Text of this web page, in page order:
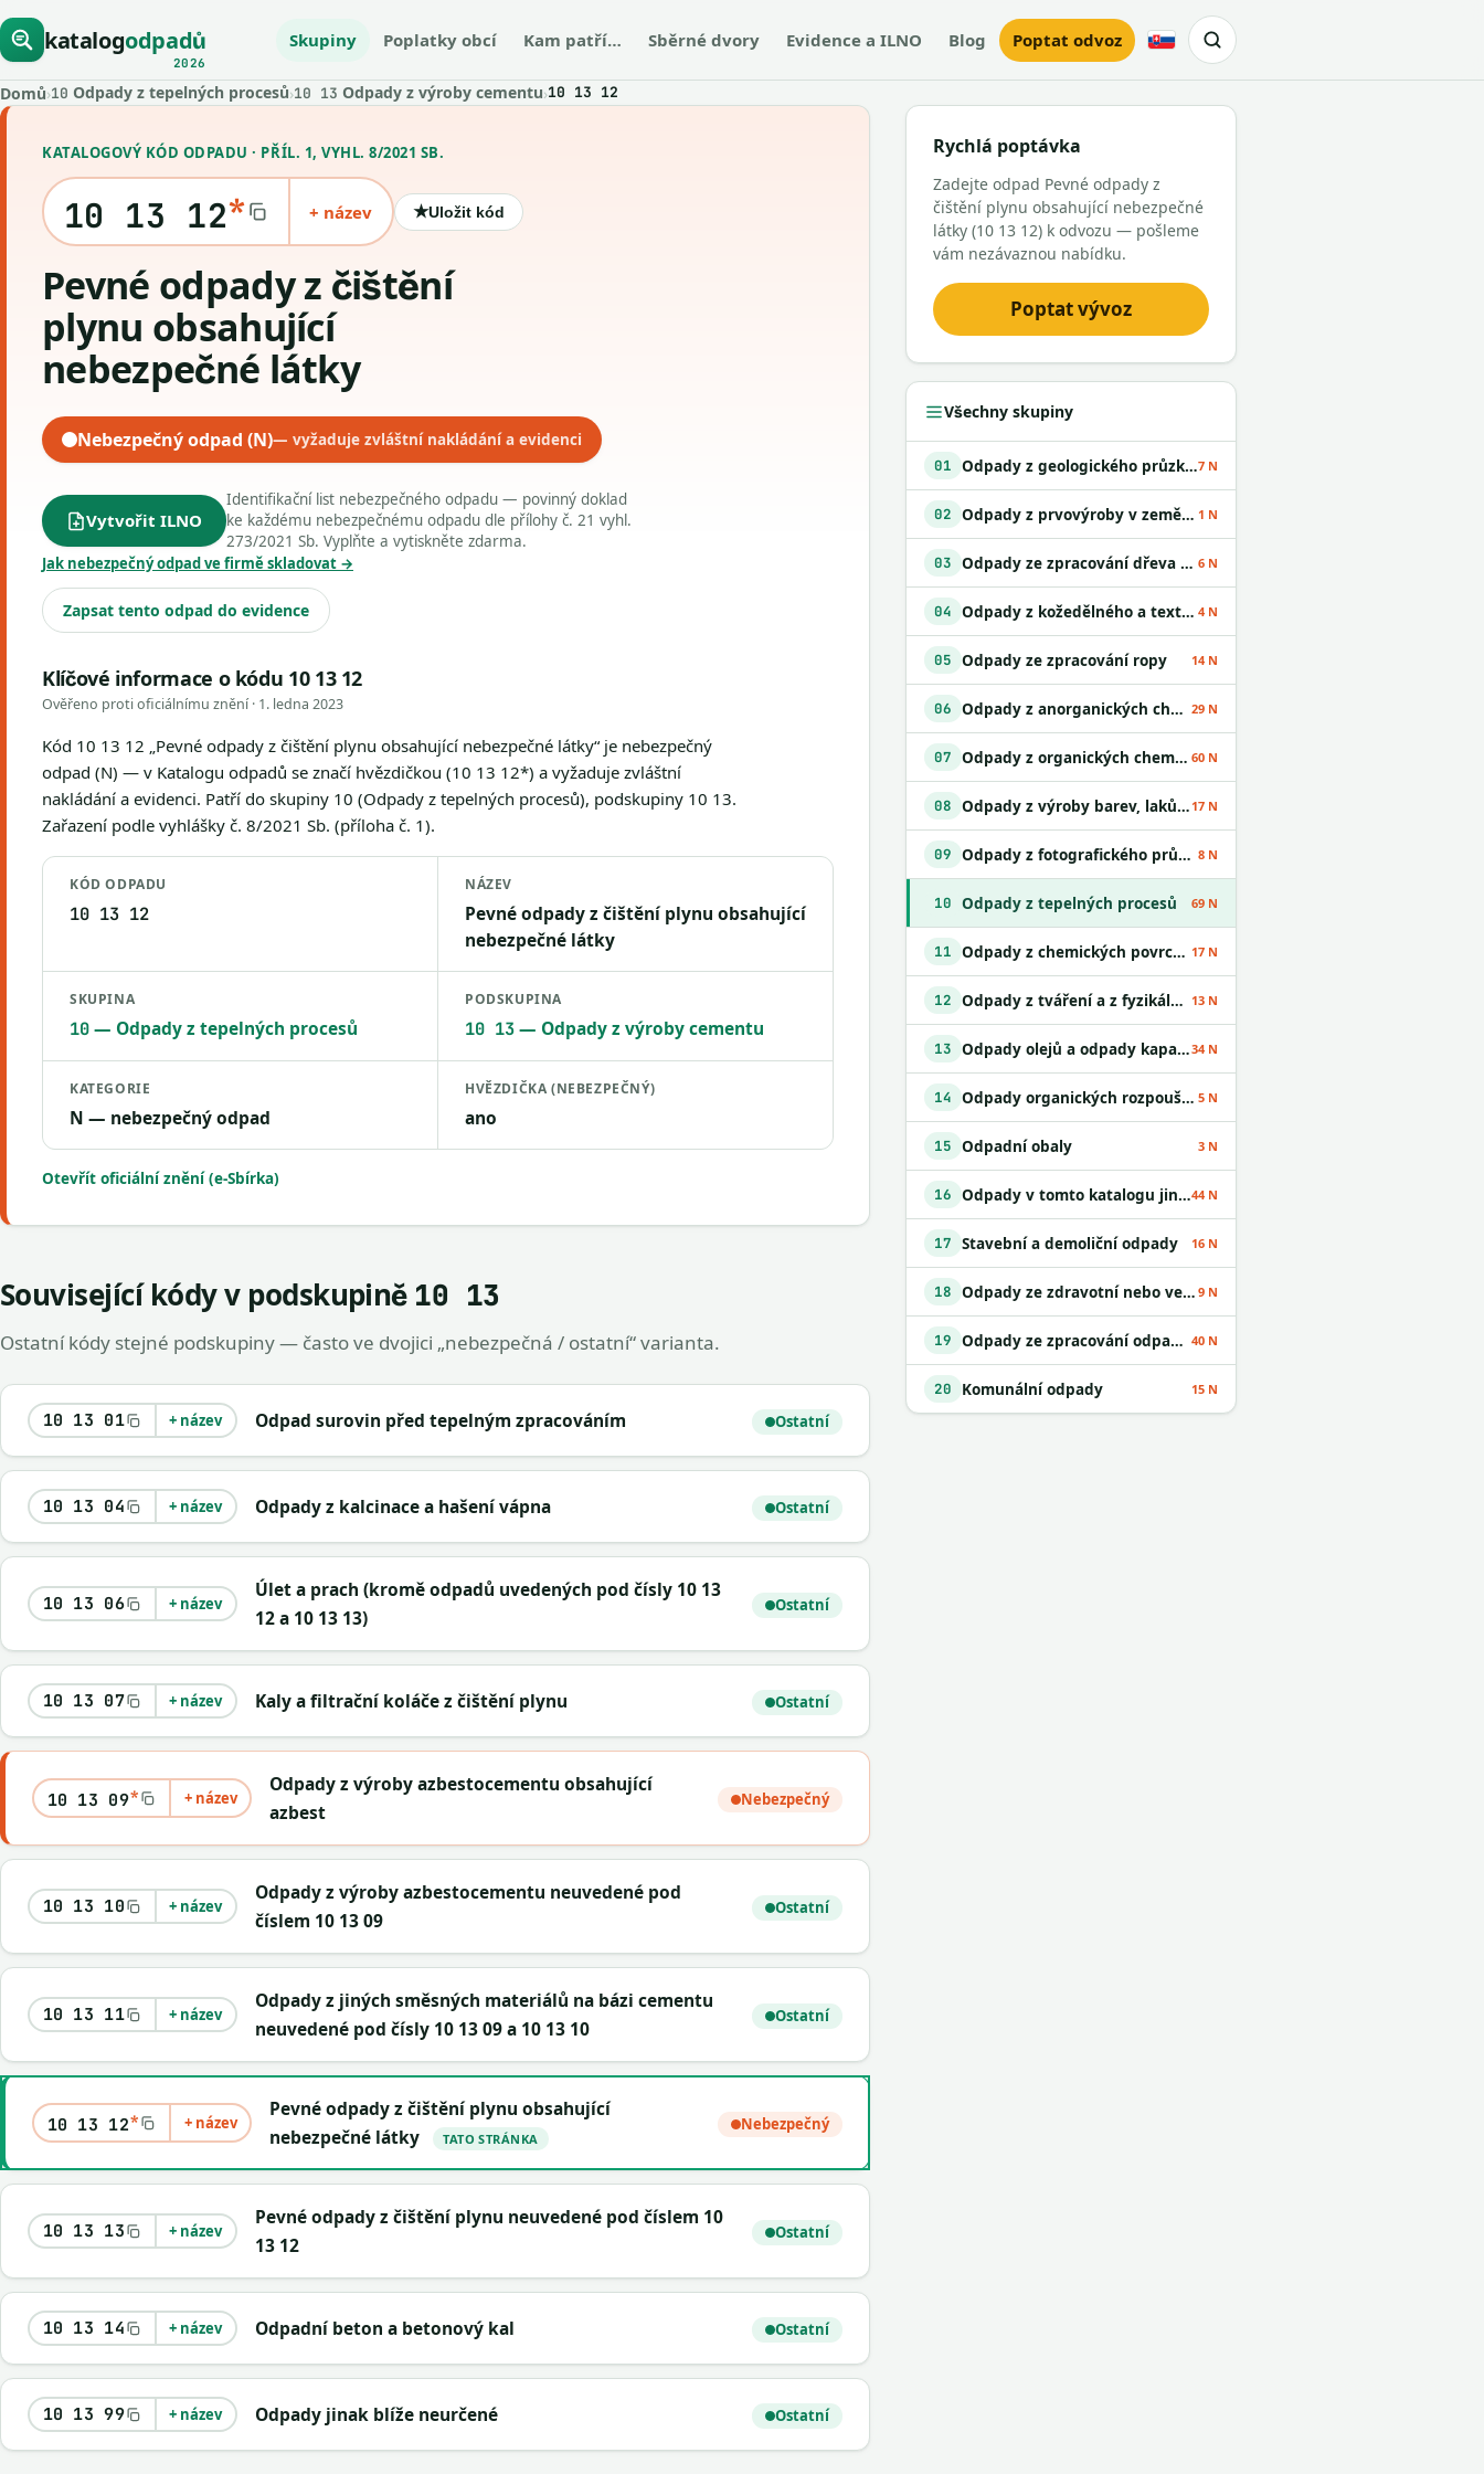
katalogodpadů
2026
Skupiny Poplatky obcí Kam patří… Sběrné dvory Evidence a ILNO Blog Poptat odvoz Slovensky
Domů›10 Odpady z tepelných procesů›10 13 Odpady z výroby cementu›10 13 12
KATALOGOVÝ KÓD ODPADU · PŘÍL. 1, VYHL. 8/2021 SB.
10 13 12* + název ★Uložit kód
Pevné odpady z čištění
plynu obsahující
nebezpečné látky
Nebezpečný odpad (N)— vyžaduje zvláštní nakládání a evidenci
Vytvořit ILNO
Identifikační list nebezpečného odpadu — povinný doklad
ke každému nebezpečnému odpadu dle přílohy č. 21 vyhl.
273/2021 Sb. Vyplňte a vytiskněte zdarma.
Jak nebezpečný odpad ve firmě skladovat →
Zapsat tento odpad do evidence
Klíčové informace o kódu 10 13 12
Ověřeno proti oficiálnímu znění · 1. ledna 2023
Kód 10 13 12 „Pevné odpady z čištění plynu obsahující nebezpečné látky“ je nebezpečný
odpad (N) — v Katalogu odpadů se značí hvězdičkou (10 13 12*) a vyžaduje zvláštní
nakládání a evidenci. Patří do skupiny 10 (Odpady z tepelných procesů), podskupiny 10 13.
Zařazení podle vyhlášky č. 8/2021 Sb. (příloha č. 1).
KÓD ODPADU
10 13 12
NÁZEV
Pevné odpady z čištění plynu obsahující
nebezpečné látky
SKUPINA
10— Odpady z tepelných procesů
PODSKUPINA
10 13— Odpady z výroby cementu
KATEGORIE
N — nebezpečný odpad
HVĚZDIČKA (NEBEZPEČNÝ)
ano
Otevřít oficiální znění (e-Sbírka)
Související kódy v podskupině 10 13
Ostatní kódy stejné podskupiny — často ve dvojici „nebezpečná / ostatní“ varianta.
10 13 01 + název Odpad surovin před tepelným zpracováním Ostatní
10 13 04 + název Odpady z kalcinace a hašení vápna Ostatní
10 13 06 + název
Úlet a prach (kromě odpadů uvedených pod čísly 10 13
12 a 10 13 13)
Ostatní
10 13 07 + název Kaly a filtrační koláče z čištění plynu Ostatní
10 13 09* + název
Odpady z výroby azbestocementu obsahující
azbest
Nebezpečný
10 13 10 + název
Odpady z výroby azbestocementu neuvedené pod
číslem 10 13 09
Ostatní
10 13 11 + název
Odpady z jiných směsných materiálů na bázi cementu
neuvedené pod čísly 10 13 09 a 10 13 10
Ostatní
10 13 12* + název
Pevné odpady z čištění plynu obsahující
nebezpečné látky
TATO STRÁNKA
Nebezpečný
10 13 13 + název
Pevné odpady z čištění plynu neuvedené pod číslem 10
13 12
Ostatní
10 13 14 + název Odpadní beton a betonový kal Ostatní
10 13 99 + název Odpady jinak blíže neurčené Ostatní
Rychlá poptávka
Zadejte odpad Pevné odpady z
čištění plynu obsahující nebezpečné
látky (10 13 12) k odvozu — pošleme
vám nezávaznou nabídku.
Poptat vývoz
Všechny skupiny
01 Odpady z geologického průzkumu7 N
02 Odpady z prvovýroby v zemědělství 1 N
03 Odpady ze zpracování dřeva a výroby desek 6 N
04 Odpady z kožedělného a textilního průmyslu 4 N
05 Odpady ze zpracování ropy 14 N
06 Odpady z anorganických chemických procesů 29 N
07 Odpady z organických chemických procesů 60 N
08 Odpady z výroby barev, laků a lepidel 17 N
09 Odpady z fotografického průmyslu 8 N
10 Odpady z tepelných procesů 69 N
11 Odpady z chemických povrchových úprav 17 N
12 Odpady z tváření a z fyzikální a mechanické úpravy povrchu kovů a plastů 13 N
13 Odpady olejů a odpady kapalných paliv34 N
14 Odpady organických rozpouštědel 5 N
15 Odpadní obaly 3 N
16 Odpady v tomto katalogu jinak neurčené44 N
17 Stavební a demoliční odpady 16 N
18 Odpady ze zdravotní nebo veterinární péče a /nebo z výzkumu s nimi souvisejícího 9 N
19 Odpady ze zpracování odpadu a z ČOV 40 N
20 Komunální odpady 15 N